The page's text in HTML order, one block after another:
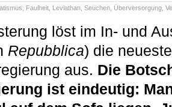
Faulheit Leviathan Seuchen Überversorgung
löst im In- und
Repubblica) die
aus. Die
ist eindeutig: